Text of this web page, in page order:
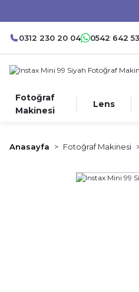
0312 230 20 04 0542 642
Fotoğraf
Makinesi
Lens
Anasayfa Fotoğraf Makinesi